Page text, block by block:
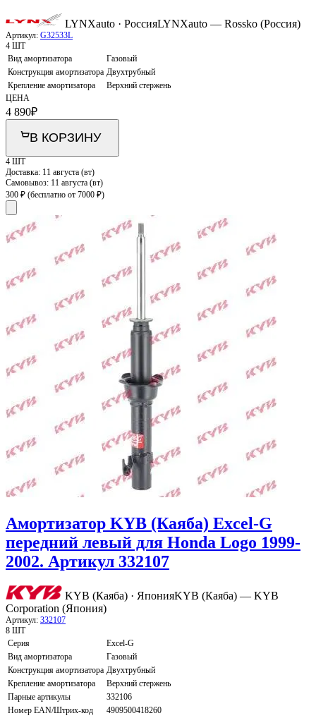
LYNXauto · РоссияLYNXauto — Rossko (Россия)
Артикул: G32533L
4 ШТ
Вид амортизатора
Газовый
Конструкция амортизатора Двухтрубный
Крепление амортизатора
Верхний стержень
ЦЕНА
4 890₽
В КОРЗИНУ
4 ШТ
Доставка: 11 августа (вт)
Самовывоз: 11 августа (вт)
300 ₽ (бесплатно от 7000 ₽)
Амортизатор KYB (Каяба) Excel-G
передний левый для Honda Logo 1999-
2002. Артикул 332107
KYB (Каяба) · ЯпонияKYB (Каяба) — KYB
Corporation (Япония)
Артикул: 332107
8 ШТ
Серия
Excel-G
Вид амортизатора
Газовый
Конструкция амортизатора Двухтрубный
Крепление амортизатора
Верхний стержень
Парные артикулы
332106
Номер EAN/Штрих-код
4909500418260